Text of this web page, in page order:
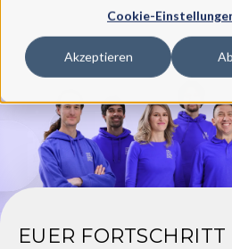
Cookie-
Akzeptieren
EUER